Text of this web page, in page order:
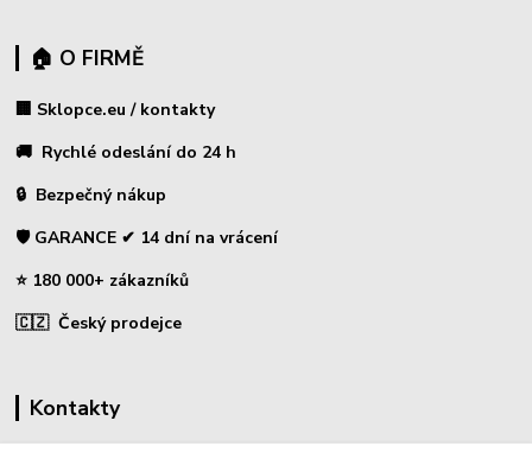
🏠 O FIRMĚ
🏢 Sklopce.eu / kontakty
🚚 Rychlé odeslání do 24 h
🔒 Bezpečný nákup
🛡️ GARANCE ✔ 14 dní na vrácení
⭐ 180 000+ zákazníků
🇨🇿 Český prodejce
Kontakty